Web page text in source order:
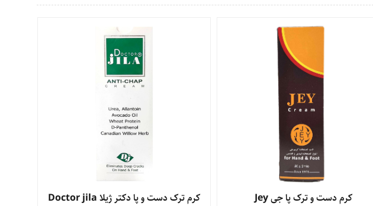
مشاهده محصول
کرم دست و ترک پا جی Jey
مشاهده محصول
کرم ترک دست و پا دکتر ژیلا Doctor jila